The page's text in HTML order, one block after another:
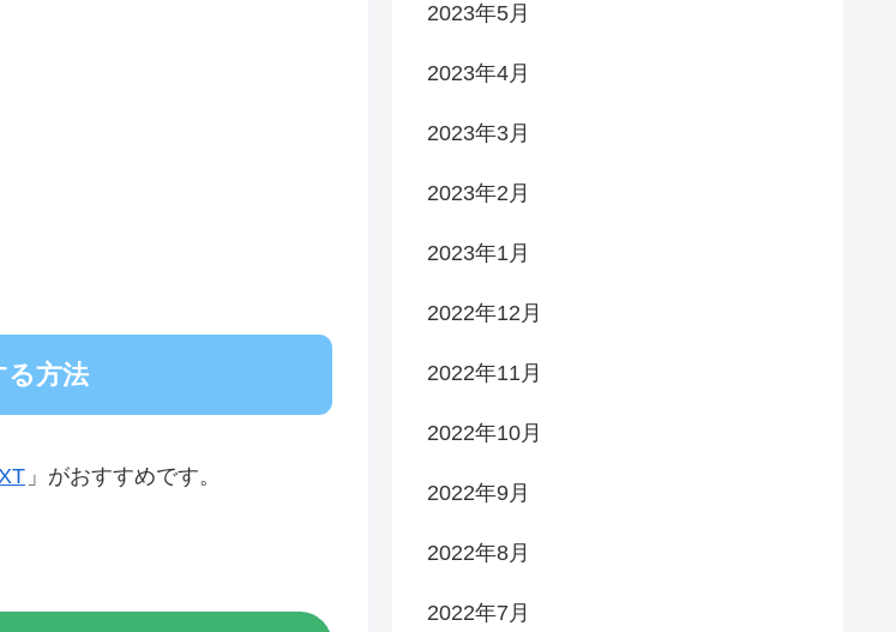
る方法
」がおすすめです。
2023年5月
2023年4月
2023年3月
2023年2月
2023年1月
2022年12月
2022年11月
2022年10月
2022年9月
2022年8月
2022年7月